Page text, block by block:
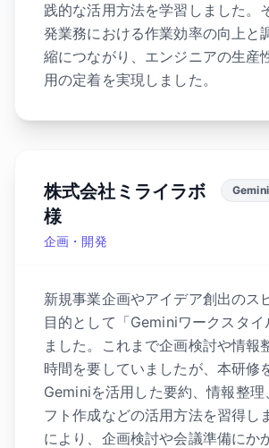
践的な活用方法を学習しました。
発業務における作業効率の向上と
縮につながり、エンジニアの生産
用の定着を実現しました。
株式会社ミライラボ
様
企画・開発
新規事業企画やアイデア創出のス
目的として「Geminiワークスタイ
ました。これまで企画検討や情報
時間を要していましたが、本研修
Geminiを活用した要約、情報整理
フト作成などの活用方法を習得し
により、企画検討や会議準備にか